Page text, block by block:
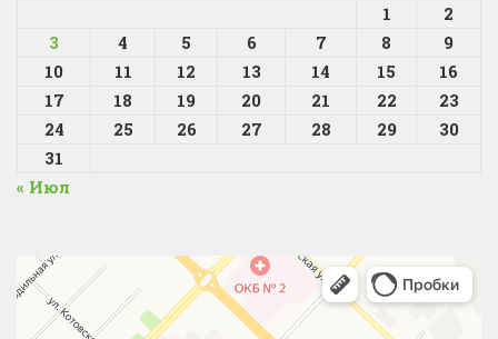
1
2
3
4 5 6 7 8
9
10
11 12 13 14 15
16
17
18 19 20 21 22
23
24
25 26 27 28 29
30
31
« Июл